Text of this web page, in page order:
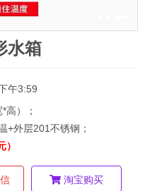
水箱
午3:59
高）；
+外层201不锈钢；
）
淘宝购买